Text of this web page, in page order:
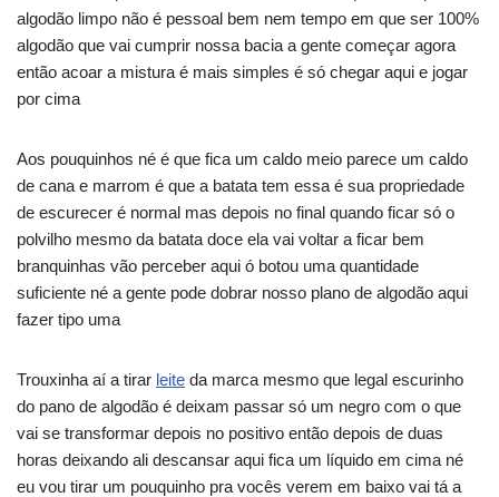
algodão limpo não é pessoal bem nem tempo em que ser 100%
algodão que vai cumprir nossa bacia a gente começar agora
então acoar a mistura é mais simples é só chegar aqui e jogar
por cima
Aos pouquinhos né é que fica um caldo meio parece um caldo
de cana e marrom é que a batata tem essa é sua propriedade
de escurecer é normal mas depois no final quando ficar só o
polvilho mesmo da batata doce ela vai voltar a ficar bem
branquinhas vão perceber aqui ó botou uma quantidade
suficiente né a gente pode dobrar nosso plano de algodão aqui
fazer tipo uma
Trouxinha aí a tirar leite da marca mesmo que legal escurinho
do pano de algodão é deixam passar só um negro com o que
vai se transformar depois no positivo então depois de duas
horas deixando ali descansar aqui fica um líquido em cima né
eu vou tirar um pouquinho pra vocês verem em baixo vai tá a